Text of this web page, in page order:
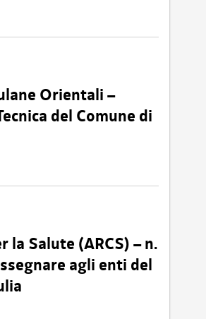
Orientali –
del Comune di
la Salute (ARCS) – n.
agli enti del